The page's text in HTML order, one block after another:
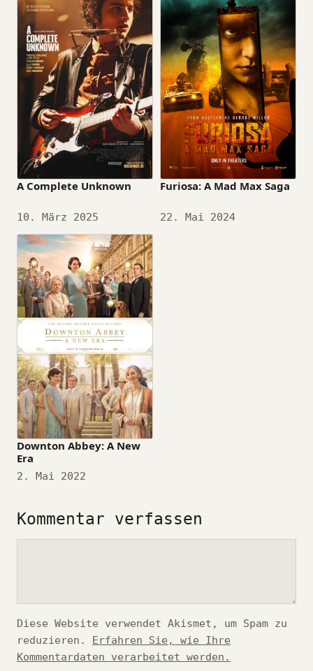
A Complete Unknown
Datum
10. März 2025
Furiosa: A Mad Max Saga
Datum
22. Mai 2024
Downton Abbey: A New
Era
Datum
2. Mai 2022
Kommentar verfassen
*
Diese Website verwendet Akismet, um Spam zu
reduzieren. Erfahren Sie, wie Ihre
Kommentardaten verarbeitet werden.